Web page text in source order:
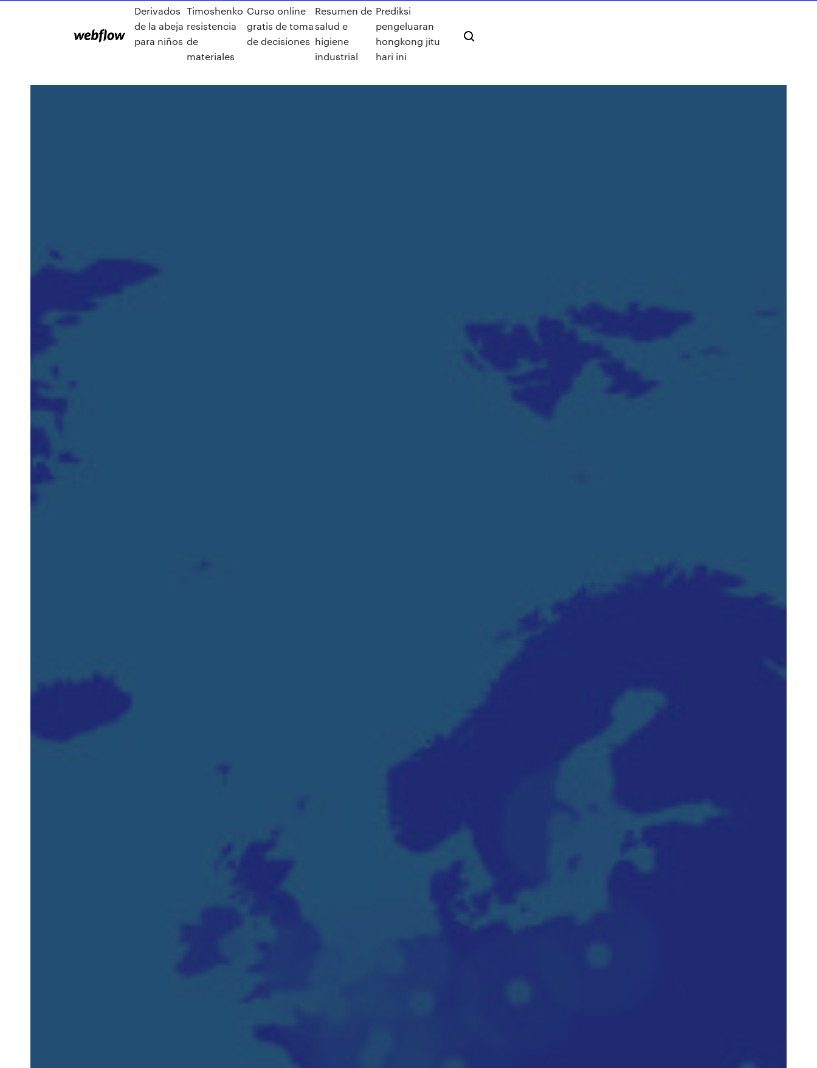
Derivados
de la abeja
para niños
Timoshenko
resistencia
de
materiales
Curso online
gratis de toma
de decisiones
Resumen de
salud e
higiene
industrial
Prediksi
pengeluaran
hongkong jitu
hari ini